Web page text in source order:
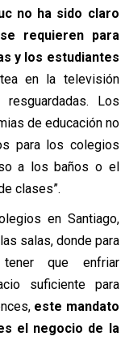
no ha sido claro
requieren para
y los estudiantes
en la televisión
Los
de educación no
para los colegios
a los baños o el
clases”.
en Santiago,
salas, donde para
que enfriar
suficiente para
este mandato
el negocio de la